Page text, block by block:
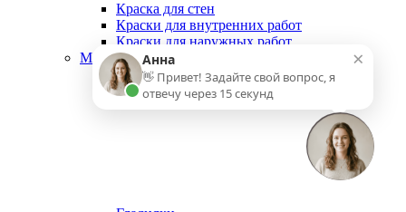
Краска для стен
Краски для внутренних работ
Краски для наружных работ
Малярный инструмент
×
Анна
👋 Привет! Задайте свой вопрос, я
отвечу через 15 секунд